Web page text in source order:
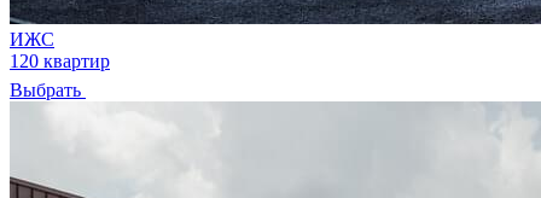
ИЖС
120 квартир
Выбрать